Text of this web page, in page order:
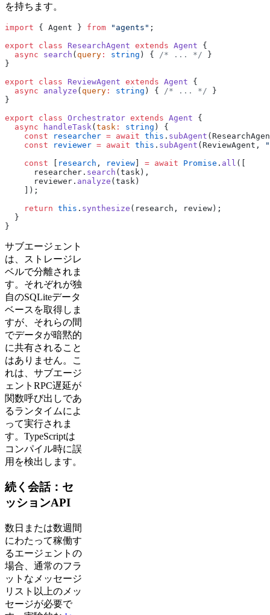
を持ちます。
import { Agent } from "agents" ;
export class ResearchAgent extends Agent {
  async
search (query : string ) { /* ... */ }
}
export class ReviewAgent extends Agent {
  async
analyze (query : string ) { /* ... */ }
}
export class Orchestrator extends Agent {
  async
handleTask (task : string ) {
    const
researcher = await this . subAgent
    const
reviewer = await this . subAgent (ReviewAgent,
    const
[ research , review] = await Promise . all ([
      researcher.
search (task),
      reviewer.
analyze (task)
    ]);
    return
this . synthesize (research, review);
  }
}
サブエージェント
は、ストレージレ
ベルで分離されま
す。それぞれが独
自のSQLiteデータ
ベースを取得しま
すが、それらの間
でデータが暗黙的
に共有されること
はありません。こ
れは、サブエージ
ェントRPC遅延が
関数呼び出しであ
るランタイムによ
って実行されま
す。TypeScriptは
コンパイル時に誤
用を検出します。
続く会話：セ
ッションAPI
数日または数週間
にわたって稼働す
るエージェントの
場合、通常のフラ
ットなメッセージ
リスト以上のメッ
セージが必要で